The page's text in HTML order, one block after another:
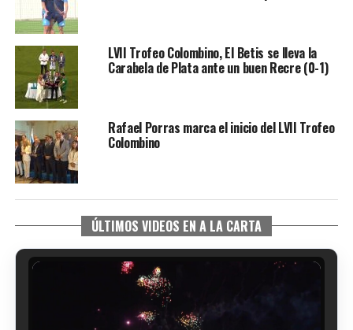
LVII Trofeo Colombino, El Betis se lleva la
Carabela de Plata ante un buen Recre (0-1)
Rafael Porras marca el inicio del LVII Trofeo
Colombino
ÚLTIMOS VIDEOS EN A LA CARTA